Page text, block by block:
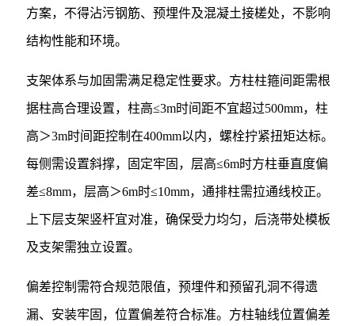
方案，不得沾污钢筋、预埋件及混凝土接槎处，不影响
结构性能和环境。
支架体系与加固需满足稳定性要求。方柱柱箍间距需根
据柱高合理设置，柱高≤3m时间距不宜超过500mm，柱
高＞3m时间距控制在400mm以内，螺栓拧紧扭矩达标。
每侧需设置斜撑，固定牢固，层高≤6m时方柱垂直度偏
差≤8mm，层高＞6m时≤10mm，通排柱需拉通线校正。
上下层支架竖杆宜对准，确保受力均匀，后浇带处模板
及支架需独立设置。
偏差控制需符合规范限值，预埋件和预留孔洞不得遗
漏、安装牢固，位置偏差符合标准。方柱轴线位置偏差